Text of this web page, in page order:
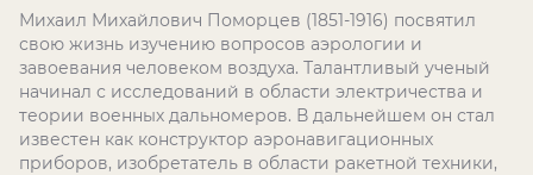
Михаил Михайлович Поморцев (1851-1916) посвятил
свою жизнь изучению вопросов аэрологии и
завоевания человеком воздуха. Талантливый ученый
начинал с исследований в области электричества и
теории военных дальномеров. В дальнейшем он стал
известен как конструктор аэронавигационных
приборов, изобретатель в области ракетной техники,